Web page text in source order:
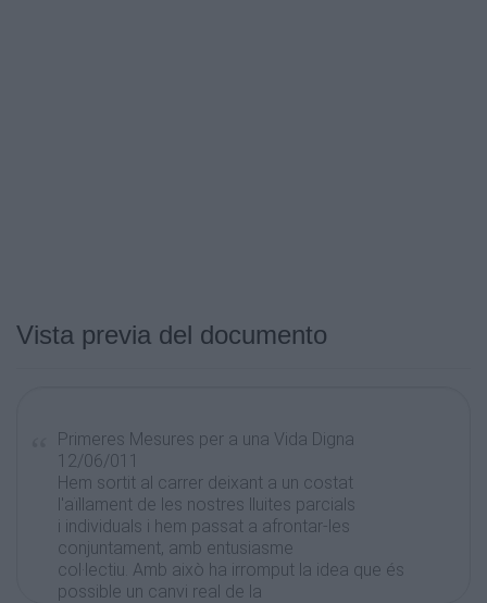
Vista previa del documento
Primeres Mesures per a una Vida Digna
12/06/011
Hem sortit al carrer deixant a un costat
l'aïllament de les nostres lluites parcials
i individuals i hem passat a afrontar-les
conjuntament, amb entusiasme
col·lectiu. Amb això ha irromput la idea que és
possible un canvi real de la